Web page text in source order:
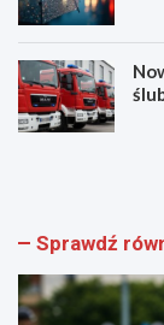
N
c
e
ż
B
e
z
e
Sprawdź